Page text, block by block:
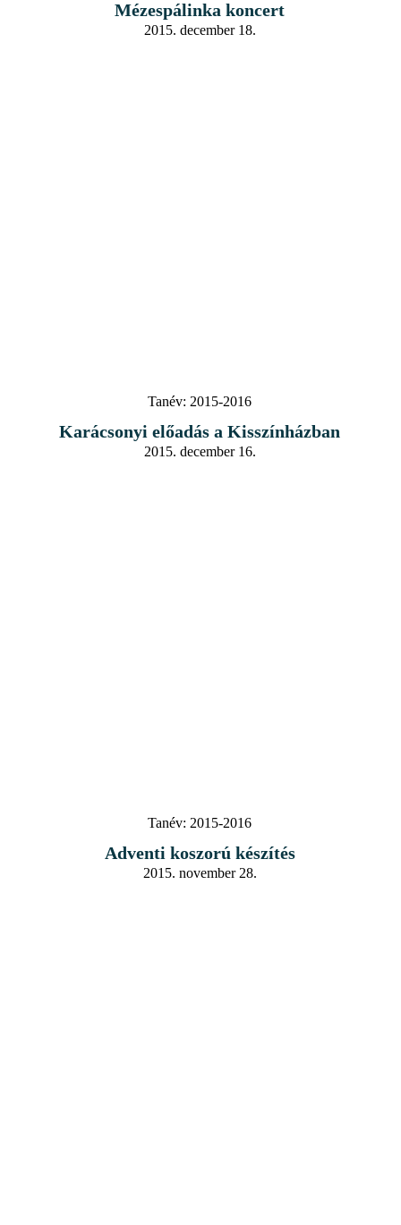
Mézespálinka koncert
2015. december 18.
Tanév: 2015-2016
Karácsonyi előadás a Kisszínházban
2015. december 16.
Tanév: 2015-2016
Adventi koszorú készítés
2015. november 28.